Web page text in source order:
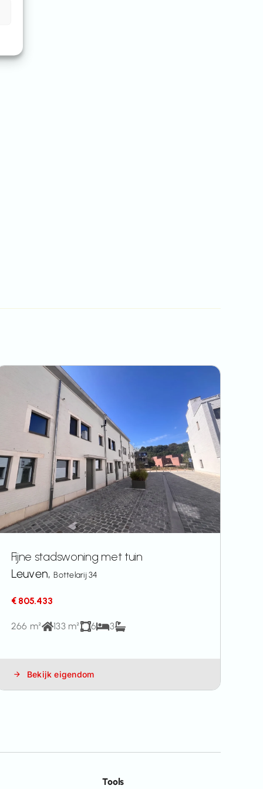
Fijne stadswoning met tuin
Leuven,Bottelarij 34
€ 805.433
266 m² 133 m² 6 3
Bekijk eigendom
Tools